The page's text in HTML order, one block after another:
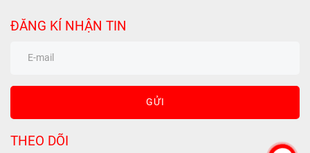
ĐĂNG KÍ NHẬN TIN
GỬI
THEO DÕI